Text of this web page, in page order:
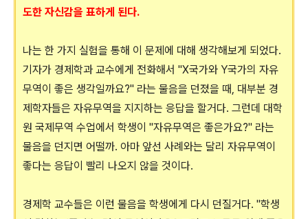
도한 자신감을 표하게 된다.
나는 한 가지 실험을 통해 이 문제에 대해 생각해보게 되었다.
기자가 경제학과 교수에게 전화해서 "X국가와 Y국가의 자유
무역이 좋은 생각일까요?" 라는 물음을 던졌을 때, 대부분 경
제학자들은 자유무역을 지지하는 응답을 할거다. 그런데 대학
원 국제무역 수업에서 학생이 "자유무역은 좋은가요?" 라는
물음을 던지면 어떨까. 아마 앞선 사례와는 달리 자유무역이
좋다는 응답이 빨리 나오지 않을 것이다.
경제학 교수들은 이런 물음을 학생에게 다시 던질거다. "학생